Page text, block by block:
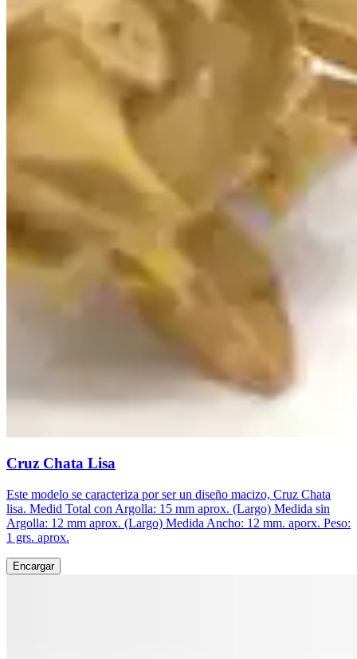
Cruz Chata Lisa
Este modelo se caracteriza por ser un diseño macizo, Cruz Chata
lisa. Medid Total con Argolla: 15 mm aprox. (Largo) Medida sin
Argolla: 12 mm aprox. (Largo) Medida Ancho: 12 mm. aporx. Peso:
1 grs. aprox.
Encargar